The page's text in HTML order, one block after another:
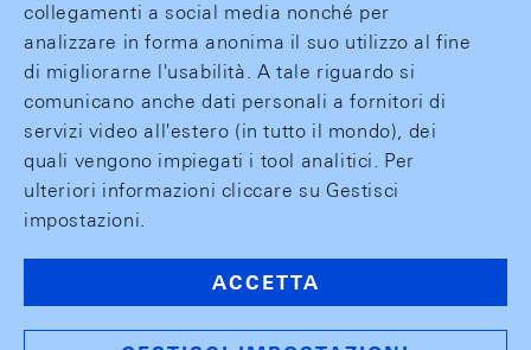
collegamenti a social media nonché per
analizzare in forma anonima il suo utilizzo al fine
di migliorarne l'usabilità. A tale riguardo si
comunicano anche dati personali a fornitori di
servizi video all'estero (in tutto il mondo), dei
quali vengono impiegati i tool analitici. Per
ulteriori informazioni cliccare su Gestisci
impostazioni.
ACCETTA